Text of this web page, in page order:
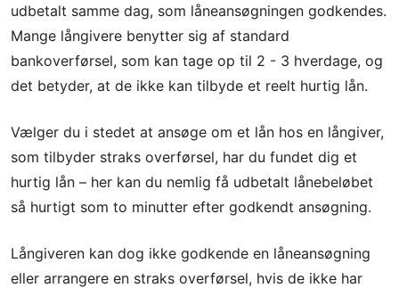
udbetalt samme dag, som låneansøgningen godkendes.
Mange långivere benytter sig af standard
bankoverførsel, som kan tage op til 2 - 3 hverdage, og
det betyder, at de ikke kan tilbyde et reelt hurtig lån.
Vælger du i stedet at ansøge om et lån hos en långiver,
som tilbyder straks overførsel, har du fundet dig et
hurtig lån – her kan du nemlig få udbetalt lånebeløbet
så hurtigt som to minutter efter godkendt ansøgning.
Långiveren kan dog ikke godkende en låneansøgning
eller arrangere en straks overførsel, hvis de ikke har